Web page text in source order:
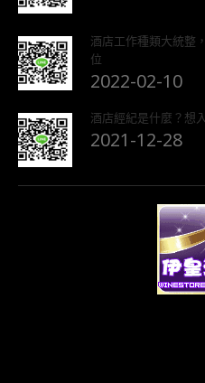
酒店工作種類大統整
位
2022-02-10
酒店經紀是什麼？想
2021-12-28